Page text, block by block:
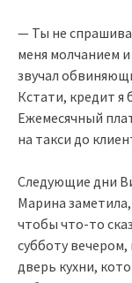
— Ты не
меня молчанием и
звучал
Кстати, кредит я
Ежемесячный
на такси до
Следующие дни
Марина
чтобы что-то
субботу вечером,
дверь кухни,